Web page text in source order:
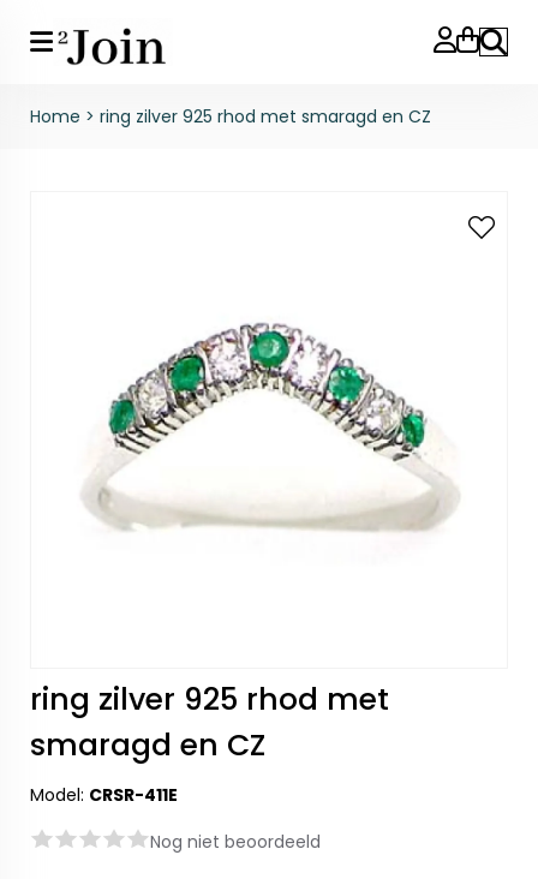
Zoeken
Home > ring zilver 925 rhod met smaragd en CZ
ring zilver 925 rhod met
smaragd en CZ
Model: CRSR-411E
Nog niet beoordeeld